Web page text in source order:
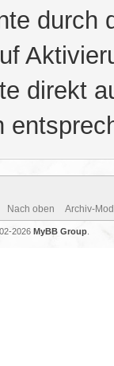
durch
direkt
Nach oben Archiv-
2026 MyBB Group